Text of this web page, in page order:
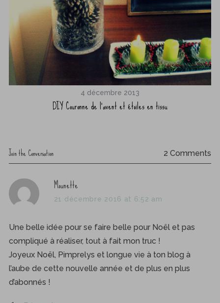
4 décembre 2013
DIY Couronne de l’avent et étoiles en tissu
Join the Conversation 2 Comments
s
a
s
:
Mounette
21 décembre 2016 at 6:52 am
Une belle idée pour se faire belle pour Noël et pas
compliqué à réaliser, tout à fait mon truc !
Joyeux Noël, Pimprelys et longue vie à ton blog à
l’aube de cette nouvelle année et de plus en plus
d’abonnés !